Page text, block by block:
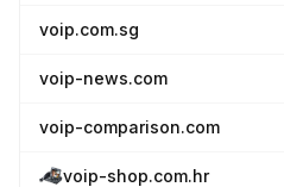
voip.com.sg
voip-news.com
voip-comparison.com
voip-shop.com.hr